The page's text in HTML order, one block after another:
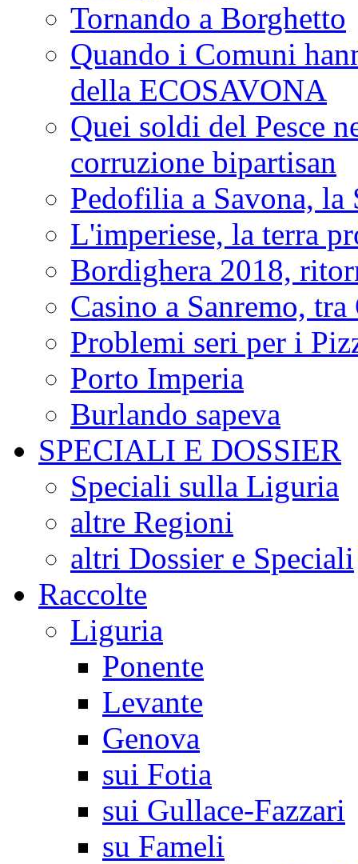
Tornando a Borghetto
Quando i Comuni
della ECOSAVONA
Quei soldi del Pesce
corruzione bipartisan
Pedofilia a Savona, la
L'imperiese, la terra
Bordighera 2018,
Casino a Sanremo,
Problemi seri per i
Porto Imperia
Burlando sapeva
SPECIALI E DOSSIER
Speciali sulla Liguria
altre Regioni
altri Dossier e Speciali
Raccolte
Liguria
Ponente
Levante
Genova
sui Fotia
sui Gullace-Fazzari
su Fameli